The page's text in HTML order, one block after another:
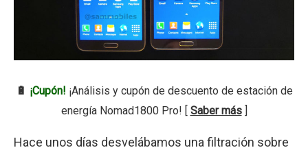
🔋 ¡Cupón! ¡Análisis y cupón de descuento de estación de
energía Nomad1800 Pro! [ Saber más]
Hace unos días desvelábamos una filtración sobre